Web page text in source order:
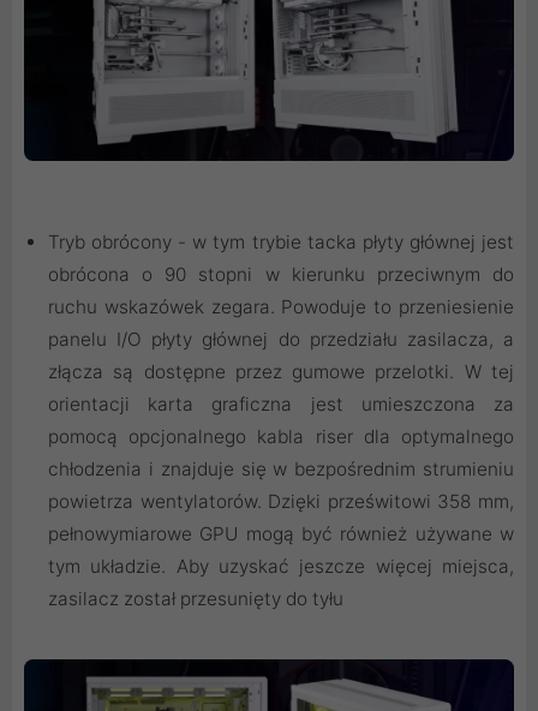
Tryb obrócony - w tym trybie tacka płyty głównej jest
obrócona o 90 stopni w kierunku przeciwnym do
ruchu wskazówek zegara. Powoduje to przeniesienie
panelu I/O płyty głównej do przedziału zasilacza, a
złącza są dostępne przez gumowe przelotki. W tej
orientacji karta graficzna jest umieszczona za
pomocą opcjonalnego kabla riser dla optymalnego
chłodzenia i znajduje się w bezpośrednim strumieniu
powietrza wentylatorów. Dzięki prześwitowi 358 mm,
pełnowymiarowe GPU mogą być również używane w
tym układzie. Aby uzyskać jeszcze więcej miejsca,
zasilacz został przesunięty do tyłu